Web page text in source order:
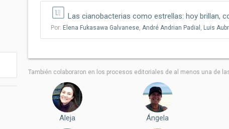
Las cianobacterias como estrellas: hoy brillan,
Por: Elena Fukasawa Galvanese,André Andrian Padial , Luis
También colaboraron ​​en los procesos editoriales de al menos una de
Aleja Ángela